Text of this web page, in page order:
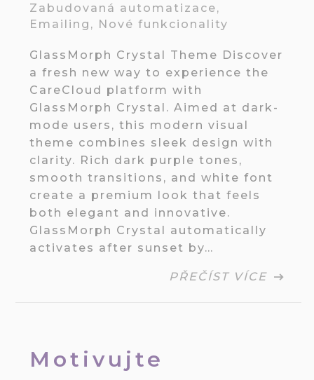
Zabudovaná automatizace,
Emailing , Nové funkcionality
GlassMorph Crystal Theme Discover
a fresh new way to experience the
CareCloud platform with
GlassMorph Crystal. Aimed at dark-
mode users, this modern visual
theme combines sleek design with
clarity. Rich dark purple tones,
smooth transitions, and white font
create a premium look that feels
both elegant and innovative.
GlassMorph Crystal automatically
activates after sunset by…
PŘEČÍST VÍCE
Motivujte